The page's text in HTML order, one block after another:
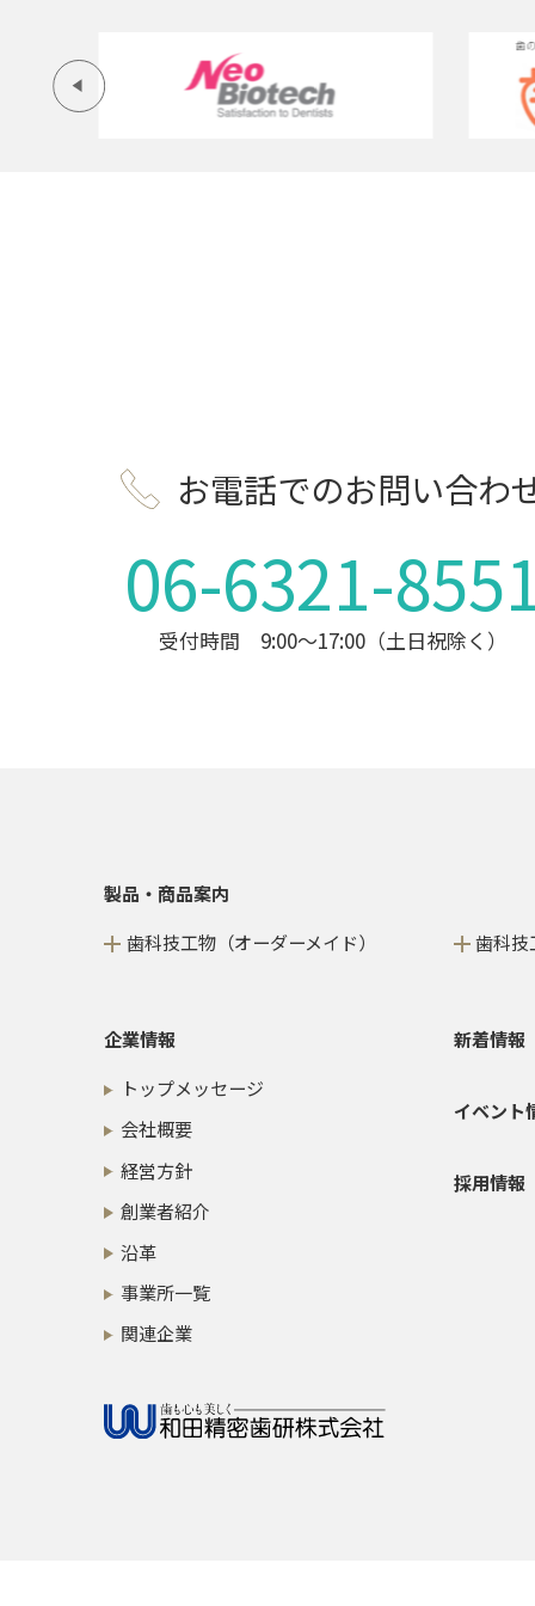
お電話でのお問い合わ
06-6321-
受付時間 9:00～17:00（土日祝除く）
製品・商品案内
歯科技工物（オーダーメイド）
歯科技
企業情報
トップメッセージ
会社概要
経営方針
創業者紹介
沿革
事業所一覧
関連企業
新着情報
イベント
採用情報